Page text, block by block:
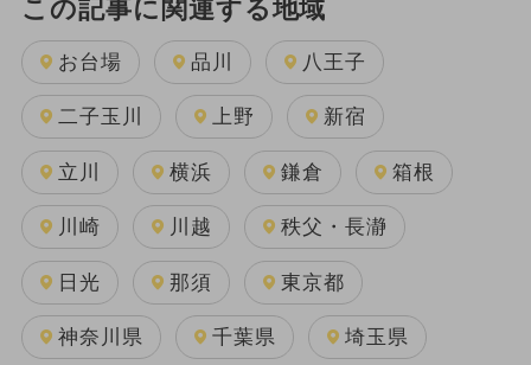
この記事に関連する地域
お台場 品川 八王子
二子玉川 上野 新宿
立川 横浜 鎌倉 箱根
川崎 川越 秩父・長瀞
日光 那須 東京都
神奈川県 千葉県 埼玉県